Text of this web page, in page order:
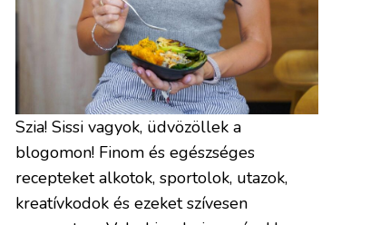
Szia! Sissi vagyok, üdvözöllek a
blogomon! Finom és egészséges
recepteket alkotok, sportolok, utazok,
kreatívkodok és ezeket szívesen